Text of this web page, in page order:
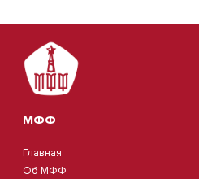
МФФ
Главная
Об МФФ